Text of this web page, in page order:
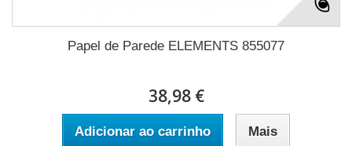
Papel de Parede ELEMENTS 855077
38,98 €
Adicionar ao carrinho Mais